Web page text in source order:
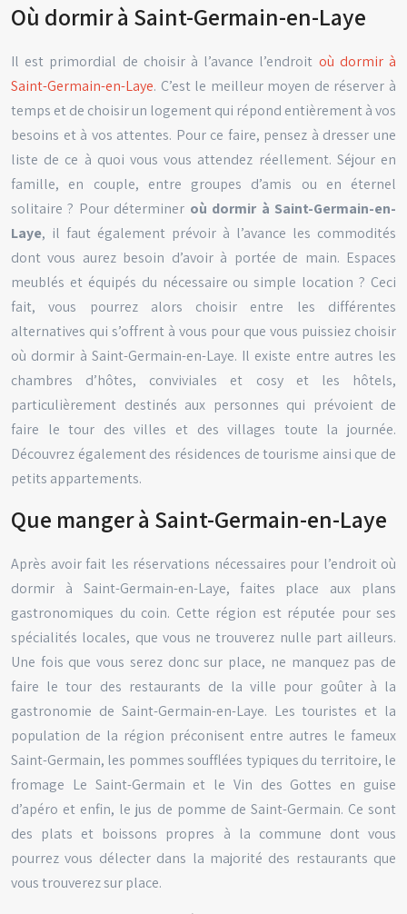
Où dormir à Saint-Germain-en-Laye
Il est primordial de choisir à l’avance l’endroit où dormir à
Saint-Germain-en-Laye. C’est le meilleur moyen de réserver à
temps et de choisir un logement qui répond entièrement à vos
besoins et à vos attentes. Pour ce faire, pensez à dresser une
liste de ce à quoi vous vous attendez réellement. Séjour en
famille, en couple, entre groupes d’amis ou en éternel
solitaire ? Pour déterminer où dormir à Saint-Germain-en-
Laye, il faut également prévoir à l’avance les commodités
dont vous aurez besoin d’avoir à portée de main. Espaces
meublés et équipés du nécessaire ou simple location ? Ceci
fait, vous pourrez alors choisir entre les différentes
alternatives qui s’offrent à vous pour que vous puissiez choisir
où dormir à Saint-Germain-en-Laye. Il existe entre autres les
chambres d’hôtes, conviviales et cosy et les hôtels,
particulièrement destinés aux personnes qui prévoient de
faire le tour des villes et des villages toute la journée.
Découvrez également des résidences de tourisme ainsi que de
petits appartements.
Que manger à Saint-Germain-en-Laye
Après avoir fait les réservations nécessaires pour l’endroit où
dormir à Saint-Germain-en-Laye, faites place aux plans
gastronomiques du coin. Cette région est réputée pour ses
spécialités locales, que vous ne trouverez nulle part ailleurs.
Une fois que vous serez donc sur place, ne manquez pas de
faire le tour des restaurants de la ville pour goûter à la
gastronomie de Saint-Germain-en-Laye. Les touristes et la
population de la région préconisent entre autres le fameux
Saint-Germain, les pommes soufflées typiques du territoire, le
fromage Le Saint-Germain et le Vin des Gottes en guise
d’apéro et enfin, le jus de pomme de Saint-Germain. Ce sont
des plats et boissons propres à la commune dont vous
pourrez vous délecter dans la majorité des restaurants que
vous trouverez sur place.